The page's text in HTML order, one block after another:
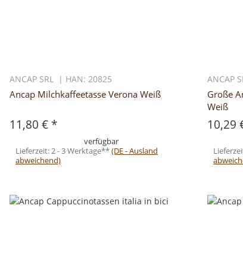
ANCAP SRL | HAN: 20825
Ancap Milchkaffeetasse Verona Weiß
11,80 € *
verfügbar
Lieferzeit:2 - 3 Werktage**(DE - Ausland
abweichend)
ANCAP
Große
Weiß
10,29